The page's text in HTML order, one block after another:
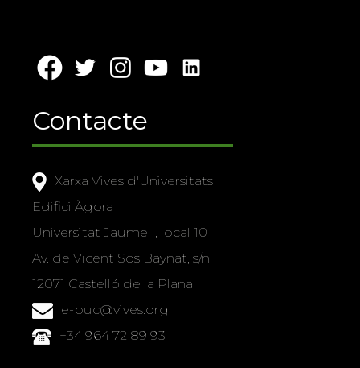
Contacte
Xarxa Vives d'Universitats
Edifici Àgora
Universitat Jaume I, local 10
Av. de Vicent Sos Baynat, s/n
12071 Castelló de la Plana
e-buc@vives.org
+34 964 72 89 93